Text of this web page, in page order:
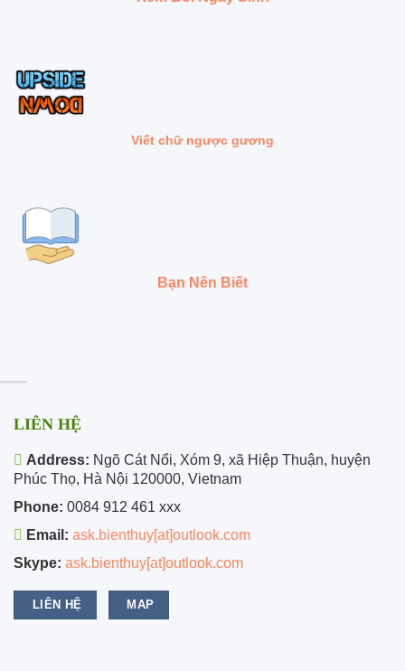
Viết chữ ngược gương
Bạn Nên Biết
LIÊN HỆ
Address: Ngõ Cát Nổi, Xóm 9, xã Hiệp Thuận, huyện
Phúc Thọ, Hà Nội 120000, Vietnam
Phone: 0084 912 461 xxx
Email: ask.bienthuy[at]outlook.com
Skype: ask.bienthuy[at]outlook.com
LIÊN HỆ MAP